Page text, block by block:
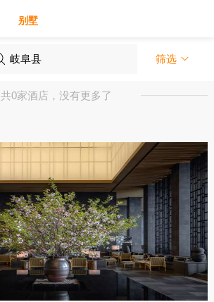
别墅
岐阜县 筛选
共0家酒店，没有更多了